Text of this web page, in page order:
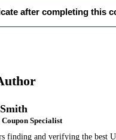
after completing this
Coupon Specialist
finding and verifying the best